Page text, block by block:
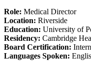
Role: Medical Director
Location: Riverside
Education: University of
Residency: Cambridge
Board Certification:
Languages Spoken: